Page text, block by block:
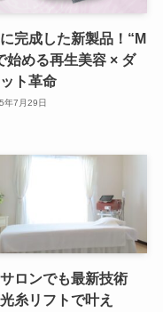
完成した新製品！“M
始める再生美容 × ダ
ト革命
年7月29日
ロンでも最新技術
糸リフトで叶え